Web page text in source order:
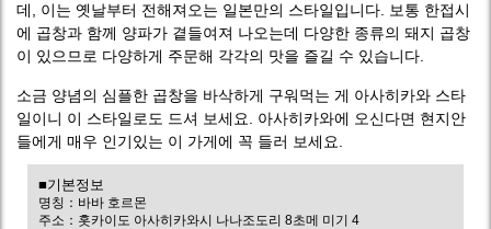
데, 이는 옛날부터 전해져오는 일본만의 스타일입니다. 보통 한접시
에 곱창과 함께 양파가 곁들여져 나오는데 다양한 종류의 돼지 곱창
이 있으므로 다양하게 주문해 각각의 맛을 즐길 수 있습니다.
소금 양념의 심플한 곱창을 바삭하게 구워먹는 게 아사히카와 스타
일이니 이 스타일로도 드셔 보세요. 아사히카와에 오신다면 현지안
들에게 매우 인기있는 이 가게에 꼭 들러 보세요.
■기본정보
명칭：바바 호르몬
주소：홋카이도 아사히카와시 나나조도리 8초메 미기 4